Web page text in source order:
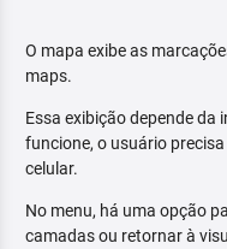
O mapa exibe as
maps.
Essa exibição depende da
funcione, o usuário
celular.
No menu, há uma opção
camadas ou retornar à